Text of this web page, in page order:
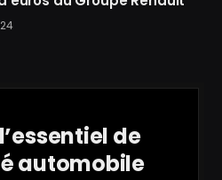
de
automobile